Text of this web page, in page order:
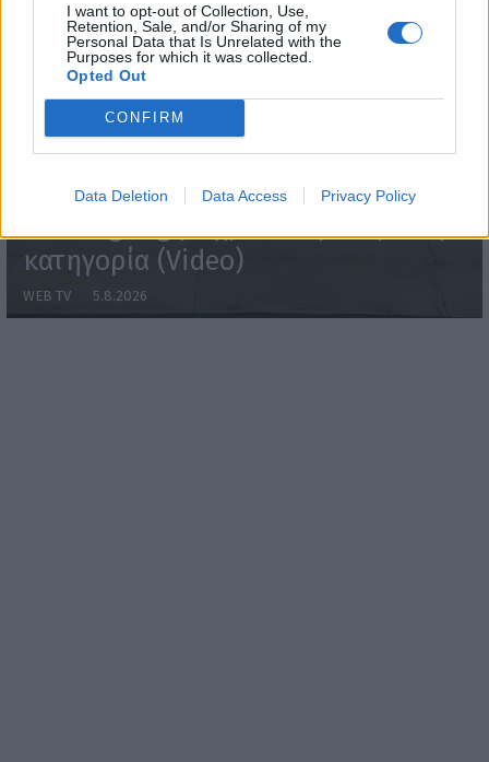
I want to opt-out of Collection, Use,
Retention, Sale, and/or Sharing of my
Personal Data that Is Unrelated with the
Purposes for which it was collected.
Opted Out
CONFIRM
Data Deletion Data Access Privacy Policy
Η Mercedes-AMG CLA 45 κατακτά το
κατηγορία (Video)
WEB TV 5.8.2026